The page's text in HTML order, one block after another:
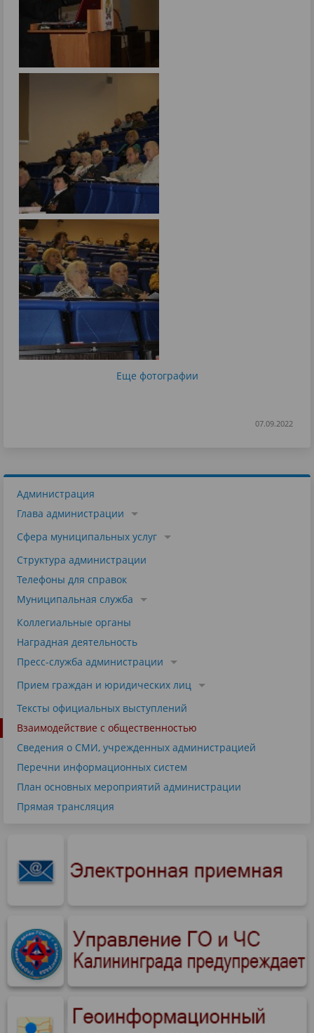
Еще фотографии
07.09.2022
Администрация
Глава администрации
Сфера муниципальных услуг
Структура администрации
Телефоны для справок
Муниципальная служба
Коллегиальные органы
Наградная деятельность
Пресс-служба администрации
Прием граждан и юридических лиц
Тексты официальных выступлений
Взаимодействие с общественностью
Сведения о СМИ, учрежденных администрацией
Перечни информационных систем
План основных мероприятий администрации
Прямая трансляция